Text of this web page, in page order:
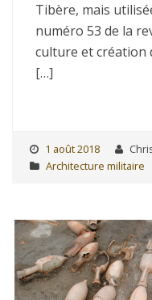
Tibère, mais
numéro 53 de la
culture et création
[…]
1 août 2018
Architecture militaire